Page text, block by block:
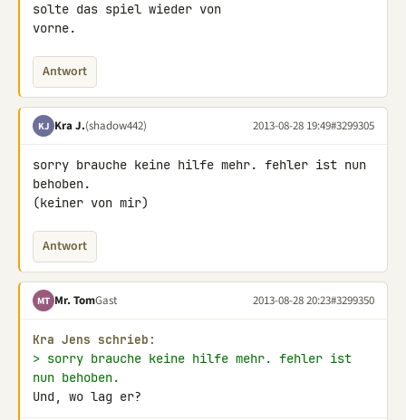
solte das spiel wieder von
vorne.
Antwort
KJ Kra J.(shadow442) 2013-08-28 19:49#3299305
sorry brauche keine hilfe mehr. fehler ist nun
behoben.
(keiner von mir)
Antwort
MT Mr. TomGast 2013-08-28 20:23#3299350
Kra Jens schrieb:
> sorry brauche keine hilfe mehr. fehler ist
nun behoben.
Und, wo lag er?